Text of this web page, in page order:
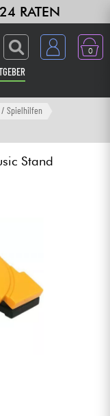
RATEN
0
/ Spielhilfen
Stand